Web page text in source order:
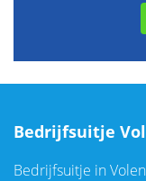
Bedrijfsuitje
Bedrijfsuitje in